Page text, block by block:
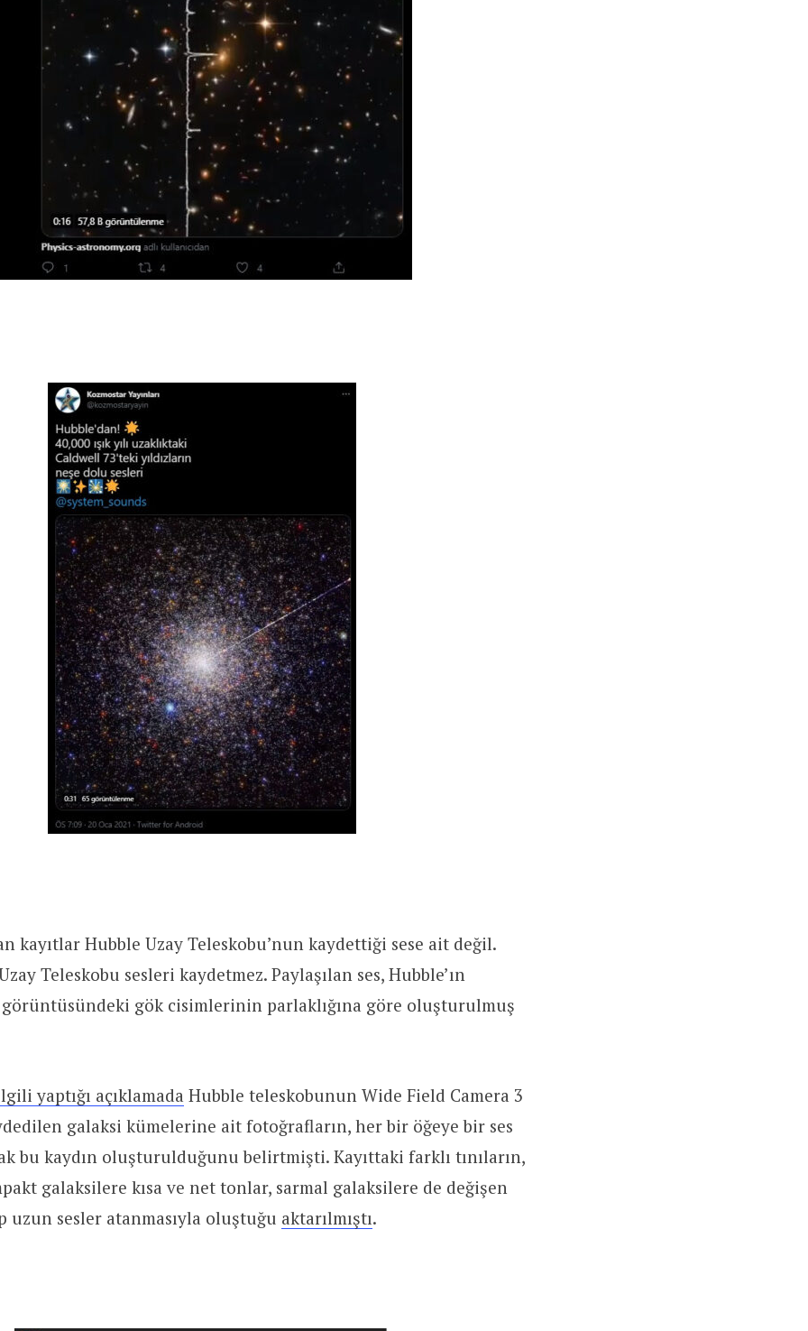
kayıtlar Hubble Uzay Teleskobu’nun kaydettiği sese ait değil.
Teleskobu sesleri kaydetmez. Paylaşılan ses, Hubble’ın
gök cisimlerinin parlaklığına göre oluşturulmuş
yaptığı açıklamada Hubble teleskobunun Wide Field Camera 3
galaksi kümelerine ait fotoğrafların, her bir öğeye bir ses
bu kaydın oluşturulduğunu belirtmişti. Kayıttaki farklı tınıların,
galaksilere kısa ve net tonlar, sarmal galaksilere de değişen
uzun sesler atanmasıyla oluştuğu aktarılmıştı.